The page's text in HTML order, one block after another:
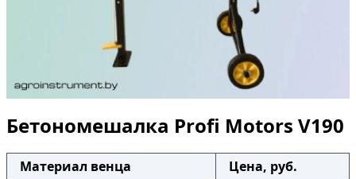
Бетономешалка Profi Motors V190
Материал венца
Цена, руб.